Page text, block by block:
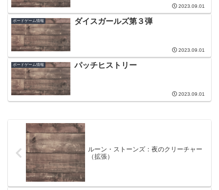
2023.09.01
ボードゲーム情報 ダイスガールズ第３弾
2023.09.01
ボードゲーム情報 パッチヒストリー
2023.09.01
ルーン・ストーンズ：夜のクリーチャー
（拡張）